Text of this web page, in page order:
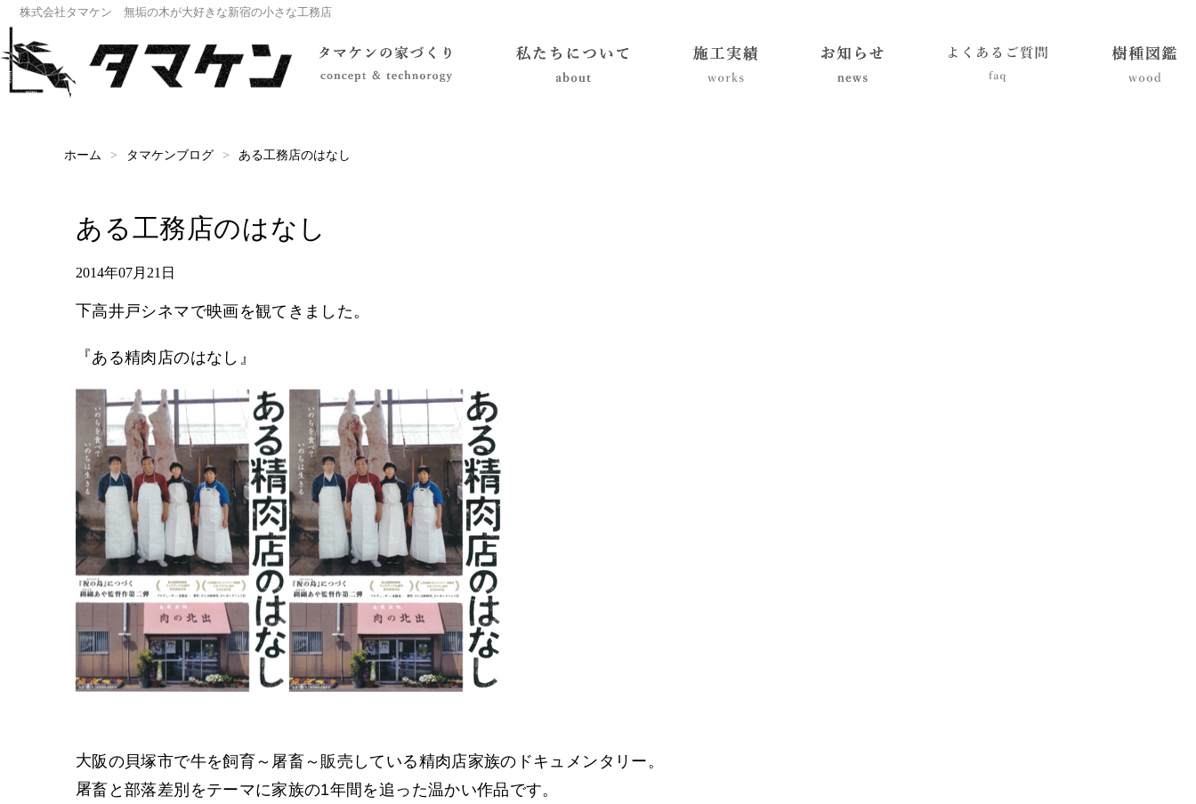
株式会社タマケン 無垢の木が大好きな新宿の小さな工務店
ホーム タマケンブログ ある工務店のはなし
ある工務店のはなし
2014年07月21日
下高井戸シネマで映画を観てきました。
『ある精肉店のはなし』
大阪の貝塚市で牛を飼育～屠畜～販売している精肉店家族のドキュメンタリー。
屠畜と部落差別をテーマに家族の1年間を追った温かい作品です。